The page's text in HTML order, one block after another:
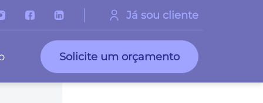
Já sou cliente
Solicite um orçamento